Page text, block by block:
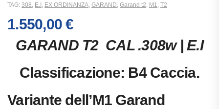
TAG: 308, E.I , EX ORDINANZA, GARAND, Garand t2, M1, T2
1.550,00€
GARAND T2 CAL .308w | E.I
Classificazione: B4 Caccia.
Variante dell’M1 Garand